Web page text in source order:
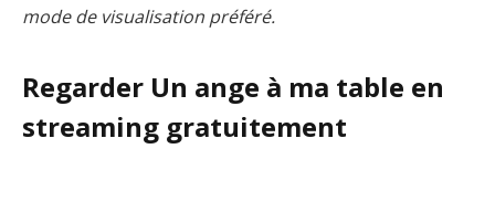
mode de visualisation préféré.
Regarder Un ange à ma table en
streaming gratuitement